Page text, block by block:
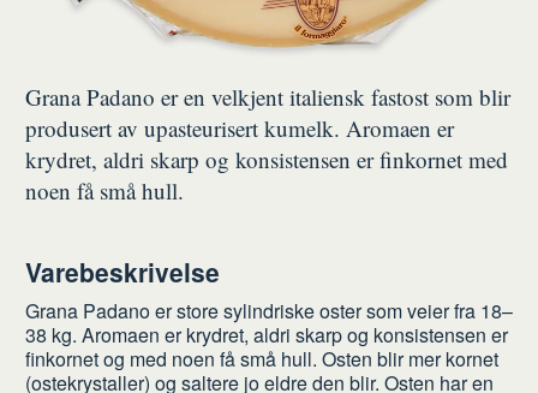
Grana Padano er en velkjent italiensk fastost som blir
produsert av upasteurisert kumelk. Aromaen er
krydret, aldri skarp og konsistensen er finkornet med
noen få små hull.
Varebeskrivelse
Grana Padano er store sylindriske oster som veier fra 18–
38 kg. Aromaen er krydret, aldri skarp og konsistensen er
finkornet og med noen få små hull. Osten blir mer kornet
(ostekrystaller) og saltere jo eldre den blir. Osten har en